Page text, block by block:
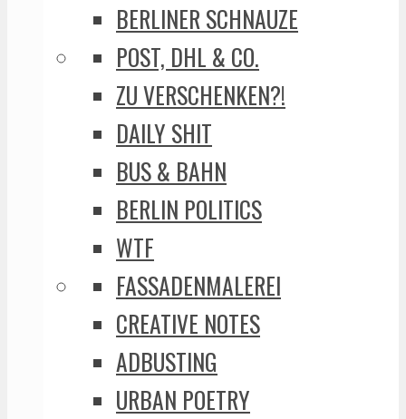
BERLINER SCHNAUZE
POST, DHL & CO.
ZU VERSCHENKEN?!
DAILY SHIT
BUS & BAHN
BERLIN POLITICS
WTF
FASSADENMALEREI
CREATIVE NOTES
ADBUSTING
URBAN POETRY